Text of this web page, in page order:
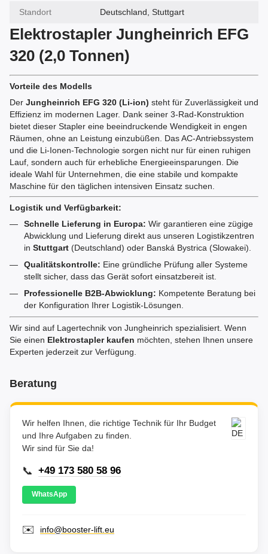
Standort Deutschland, Stuttgart
Elektrostapler Jungheinrich EFG
320 (2,0 Tonnen)
Vorteile des Modells
Der Jungheinrich EFG 320 (Li-ion) steht für Zuverlässigkeit und
Effizienz im modernen Lager. Dank seiner 3-Rad-Konstruktion
bietet dieser Stapler eine beeindruckende Wendigkeit in engen
Räumen, ohne an Leistung einzubüßen. Das AC-Antriebssystem
und die Li-Ionen-Technologie sorgen nicht nur für einen ruhigen
Lauf, sondern auch für erhebliche Energieeinsparungen. Die
ideale Wahl für Unternehmen, die eine stabile und kompakte
Maschine für den täglichen intensiven Einsatz suchen.
Logistik und Verfügbarkeit:
Schnelle Lieferung in Europa: Wir garantieren eine zügige
Abwicklung und Lieferung direkt aus unseren Logistikzentren
in Stuttgart (Deutschland) oder Banská Bystrica (Slowakei).
Qualitätskontrolle: Eine gründliche Prüfung aller Systeme
stellt sicher, dass das Gerät sofort einsatzbereit ist.
Professionelle B2B-Abwicklung: Kompetente Beratung bei
der Konfiguration Ihrer Logistik-Lösungen.
Wir sind auf Lagertechnik von Jungheinrich spezialisiert. Wenn
Sie einen Elektrostapler kaufen möchten, stehen Ihnen unsere
Experten jederzeit zur Verfügung.
Beratung
Wir helfen Ihnen, die richtige Technik für Ihr Budget
und Ihre Aufgaben zu finden.
Wir sind für Sie da!
📞 +49 173 580 58 96
WhatsApp
✉️ info@booster-lift.eu